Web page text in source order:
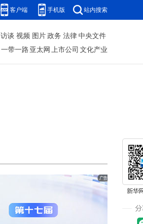
客户端 手机版 站内搜索
访谈 视频 图片 政务 法律 中央文件
一带一路 亚太网 上市公司 文化产业